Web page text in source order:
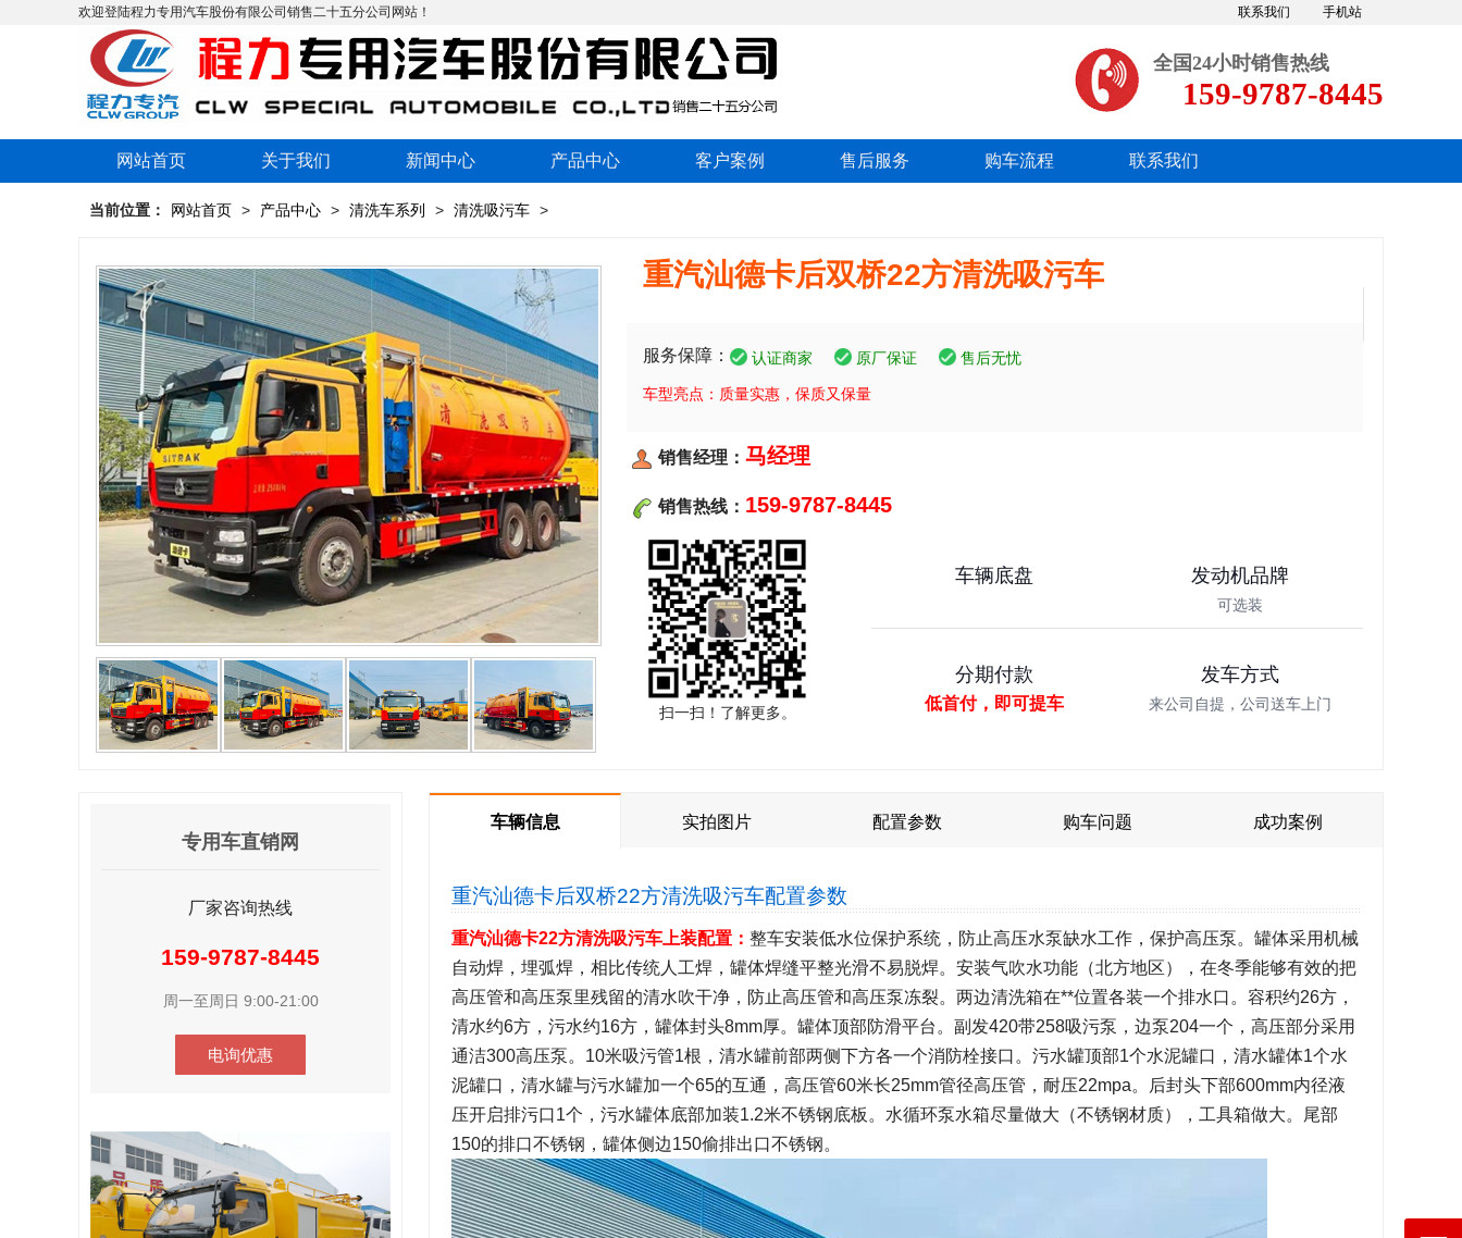
欢迎登陆程力专用汽车股份有限公司销售二十五分公司网站！ 手机站
联系我们
全国24小时销售热线
159-9787-8445
网站首页 关于我们 新闻中心 产品中心 客户案例 售后服务 购车流程 联系我们
当前位置： 网站首页 > 产品中心 > 清洗车系列 > 清洗吸污车 >
重汽汕德卡后双桥22方清洗吸污车
服务保障： 认证商家 原厂保证 售后无忧
车型亮点：质量实惠，保质又保量
销售经理： 马经理
销售热线： 159-9787-8445
扫一扫！了解更多。
车辆底盘 发动机品牌
可选装
分期付款
低首付，即可提车
发车方式
来公司自提，公司送车上门
车辆信息 实拍图片 配置参数 购车问题 成功案例
重汽汕德卡后双桥22方清洗吸污车配置参数
重汽汕德卡22方清洗吸污车上装配置： 整车安装低水位保护系统，防止高压水泵缺水工作，保护高压泵。罐体采用机械
自动焊，埋弧焊，相比传统人工焊，罐体焊缝平整光滑不易脱焊。安装气吹水功能（北方地区），在冬季能够有效的把
高压管和高压泵里残留的清水吹干净，防止高压管和高压泵冻裂。两边清洗箱在**位置各装一个排水口。容积约26方，
清水约6方，污水约16方，罐体封头8mm厚。罐体顶部防滑平台。副发420带258吸污泵，边泵204一个，高压部分采用
通洁300高压泵。10米吸污管1根，清水罐前部两侧下方各一个消防栓接口。污水罐顶部1个水泥罐口，清水罐体1个水
泥罐口，清水罐与污水罐加一个65的互通，高压管60米长25mm管径高压管，耐压22mpa。后封头下部600mm内径液
压开启排污口1个，污水罐体底部加装1.2米不锈钢底板。水循环泵水箱尽量做大（不锈钢材质），工具箱做大。尾部
150的排口不锈钢，罐体侧边150偷排出口不锈钢。
专用车直销网
厂家咨询热线
159-9787-8445
周一至周日 9:00-21:00
电询优惠